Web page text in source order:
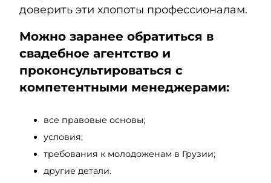
доверить эти хлопоты профессионалам.
Можно заранее обратиться в
свадебное агентство и
проконсультироваться с
компетентными менеджерами:
все правовые основы;
условия;
требования к молодоженам в Грузии;
другие детали.